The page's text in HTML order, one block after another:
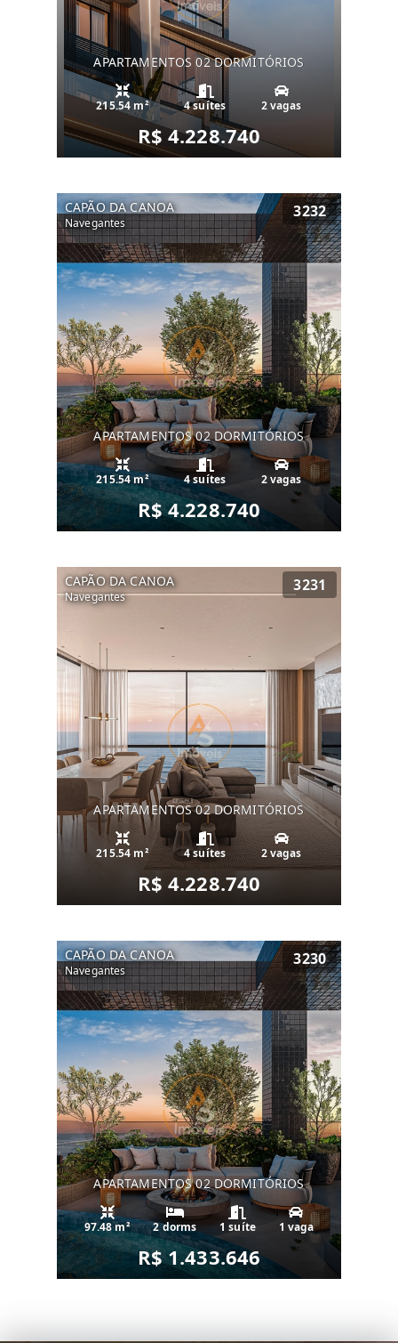
APARTAMENTOS 02 DORMITÓRIOS
215.54 m² 4 suítes 2 vagas
R$ 4.228.740
CAPÃO DA CANOA
Navegantes
3232
APARTAMENTOS 02 DORMITÓRIOS
215.54 m² 4 suítes 2 vagas
R$ 4.228.740
CAPÃO DA CANOA
Navegantes
3231
APARTAMENTOS 02 DORMITÓRIOS
215.54 m² 4 suítes 2 vagas
R$ 4.228.740
CAPÃO DA CANOA
Navegantes
3230
APARTAMENTOS 02 DORMITÓRIOS
97.48 m² 2 dorms 1 suíte 1 vaga
R$ 1.433.646